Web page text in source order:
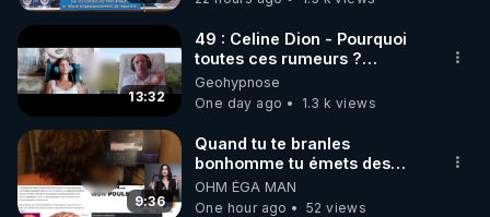
en raison de
budgétaires, le nombre
de mères et d'enfants
accompagnés…
contraintes budgétaires, le
nombre de mères et
d'enfants accompagnés…
13:32
49 : Celine Dion - Pourquoi
toutes ces rumeurs ?
Enquête sous hypnose
Geohypnose
One day ago
1.3 k views
9:36
Quand tu te branles
bonhomme tu émets des
ondes ils ont juste omis de
t'expliquer
OHM ÉGA MAN
One hour ago
52 views